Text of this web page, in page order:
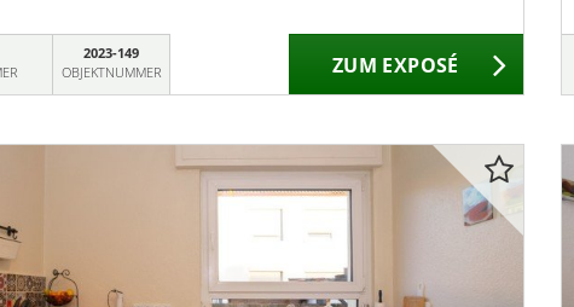
2023-149
OBJEKTNUMMER
ZUM EXPOSÉ